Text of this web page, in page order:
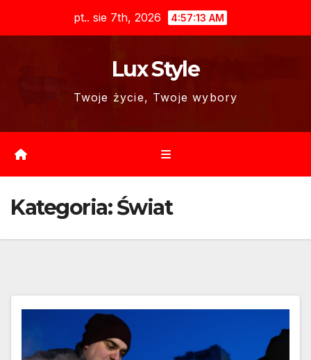
pt.. sie 7th, 2026 4:57:14 AM
Lux Style
Twoje życie, Twoje wybory
Kategoria:Świat